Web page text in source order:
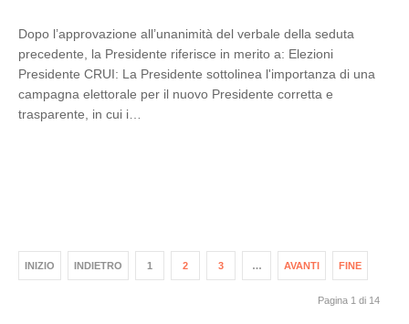
Dopo l’approvazione all’unanimità del verbale della seduta
precedente, la Presidente riferisce in merito a: Elezioni
Presidente CRUI: La Presidente sottolinea l'importanza di una
campagna elettorale per il nuovo Presidente corretta e
trasparente, in cui i…
INIZIO INDIETRO 1 2 3 … AVANTI FINE
Pagina 1 di 14